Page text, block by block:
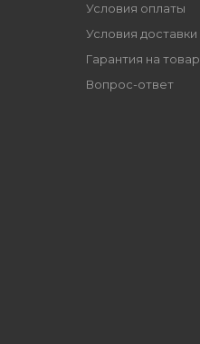
Условия оплаты
Условия доставки
Гарантия на товар
Вопрос-ответ